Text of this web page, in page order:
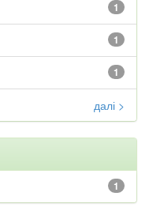
1
1
1
далі >
1